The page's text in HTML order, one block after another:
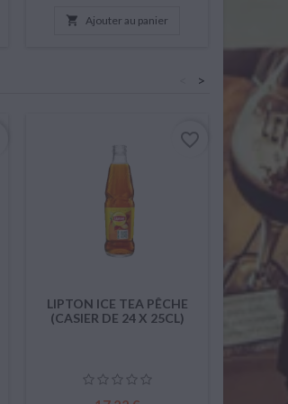
 Ajouter au panier
>
LIPTON ICE TEA PÊCHE
(CASIER DE 24 X 25CL)
favorite_border